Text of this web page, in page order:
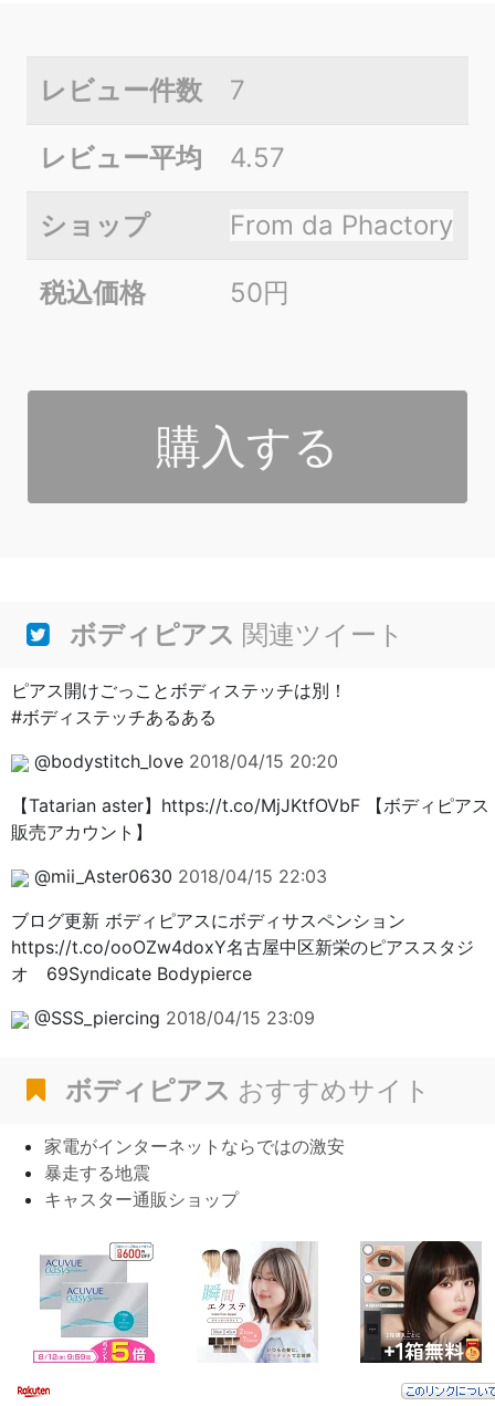
レビュー件数 7
レビュー平均 4.57
ショップ From da Phactory
税込価格 50円
購入する
ボディピアス 関連ツイート
ピアス開けごっことボディステッチは別！
#ボディステッチあるある
@bodystitch_love 2018/04/15 20:20
【Tatarian aster】https://t.co/MjJKtfOVbF 【ボディピアス
販売アカウント】
@mii_Aster0630 2018/04/15 22:03
ブログ更新 ボディピアスにボディサスペンション
https://t.co/ooOZw4doxY名古屋中区新栄のピアススタジ
オ 69Syndicate Bodypierce
@SSS_piercing 2018/04/15 23:09
ボディピアス おすすめサイト
家電がインターネットならではの激安
暴走する地震
キャスター通販ショップ